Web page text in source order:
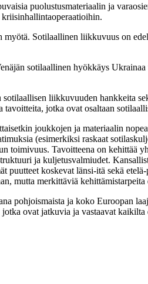
puolustusmateriaalin ja
myötä. Sotilaallinen liikkuvuus on
sotilaallinen hyökkäys
liikkuvuuden hankkeita
jotka ovat osaltaan
joukkojen ja materiaalin
(esimerkiksi raskaat
toimivuus. Tavoitteena on kehittää
ja kuljetusvalmiudet.
koskevat länsi-itä sekä
mutta merkittäviä
pohjoismaista ja koko Euroopan
ovat jatkuvia ja vastaavat